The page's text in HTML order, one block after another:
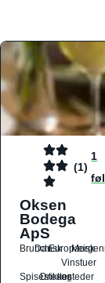
(1)
1
Oksen
Bodega
ApS
Brunch
DanskEuropæisk
Spisesteder
Drikkesteder
Vinstuer
og